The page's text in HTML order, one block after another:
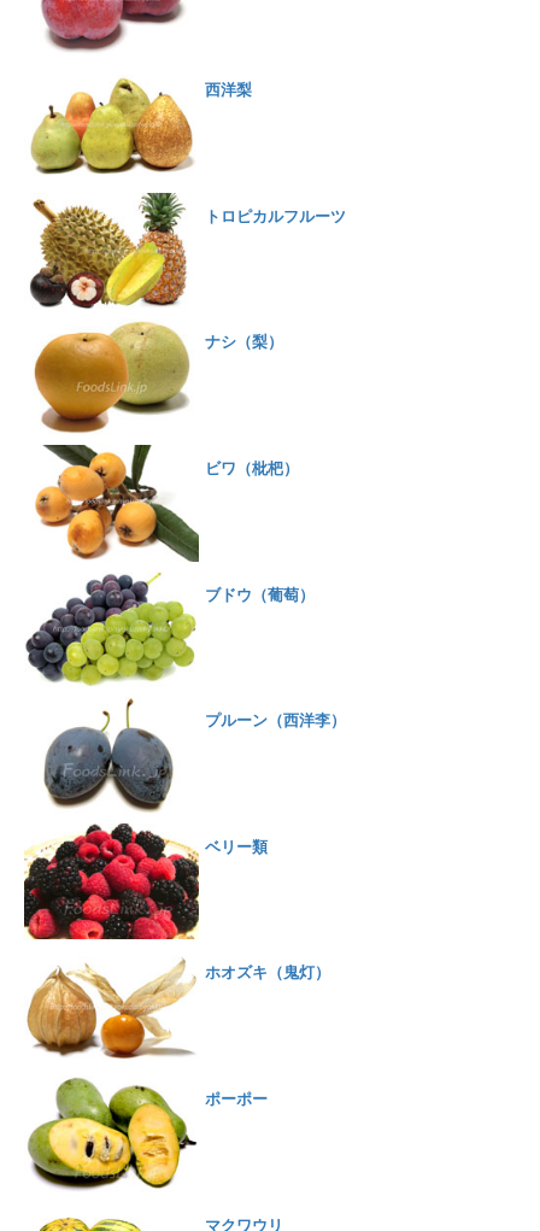
西洋梨
トロピカルフルーツ
ナシ（梨）
ビワ（枇杷）
ブドウ（葡萄）
プルーン（西洋李）
ベリー類
ホオズキ（鬼灯）
ポーポー
マクワウリ